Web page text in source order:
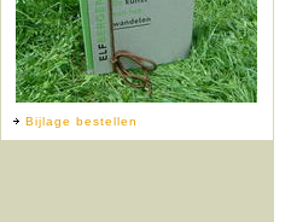
Bijlage bestellen